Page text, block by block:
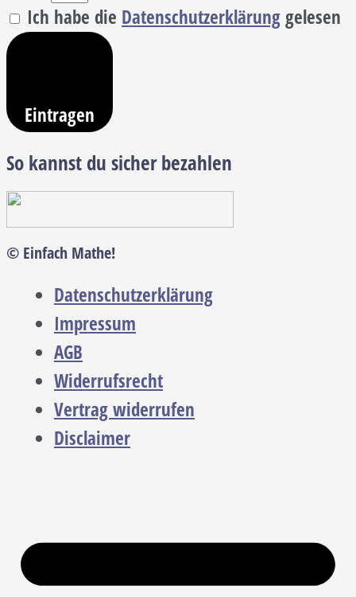
Ich habe die Datenschutzerklärunggelesen
Eintragen
So kannst du sicher bezahlen
© Einfach Mathe!
Datenschutzerklärung
Impressum
AGB
Widerrufsrecht
Vertrag widerrufen
Disclaimer